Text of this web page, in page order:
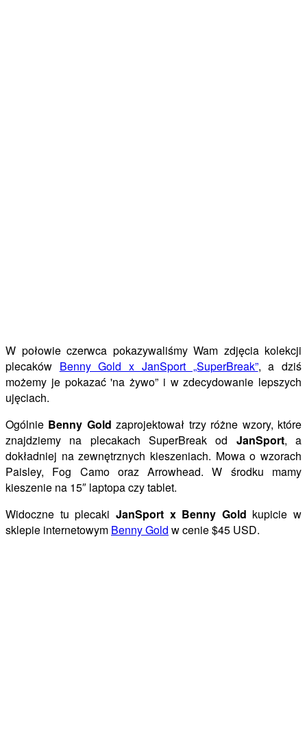
W połowie czerwca pokazywaliśmy Wam zdjęcia kolekcji
plecaków Benny Gold x JanSport „SuperBreak”, a dziś
możemy je pokazać 'na żywo” i w zdecydowanie lepszych
ujęciach.
Ogólnie Benny Gold zaprojektował trzy różne wzory, które
znajdziemy na plecakach SuperBreak od JanSport, a
dokładniej na zewnętrznych kieszeniach. Mowa o wzorach
Paisley, Fog Camo oraz Arrowhead. W środku mamy
kieszenie na 15″ laptopa czy tablet.
Widoczne tu plecaki JanSport x Benny Gold kupicie w
sklepie internetowym Benny Gold w cenie $45 USD.